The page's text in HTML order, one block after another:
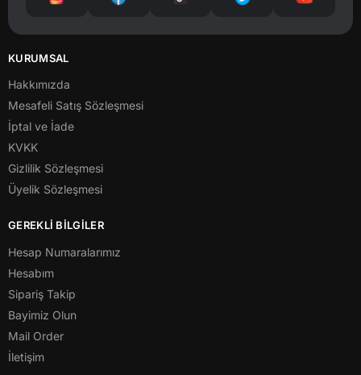
KURUMSAL
Hakkımızda
Mesafeli Satış Sözleşmesi
İptal ve İade
KVKK
Gizlilik Sözleşmesi
Üyelik Sözleşmesi
GEREKLİ BİLGİLER
Hesap Numaralarımız
Hesabım
Sipariş Takip
Bayimiz Olun
Mail Order
İletişim